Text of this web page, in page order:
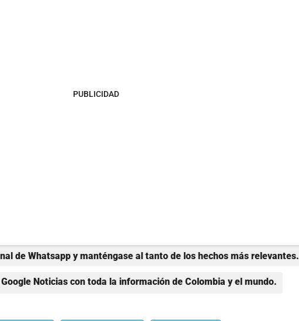
PUBLICIDAD
de Whatsapp y manténgase al tanto de los hechos más relevantes.
Noticias con toda la información de Colombia y el mundo.